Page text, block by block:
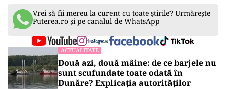
Vrei să fii mereu la curent cu toate știrile? Urmărește
Puterea.ro și pe canalul de WhatsApp
ACTUALITATE
Două azi, două mâine: de ce barjele nu
sunt scufundate toate odată în
Dunăre? Explicația autorităților